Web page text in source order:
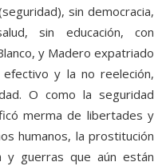
sin democracia,
sin educación, con
y Madero expatriado
y la no reeleción,
O como la seguridad
merma de libertades y
humanos, la prostitución
y guerras que aún están